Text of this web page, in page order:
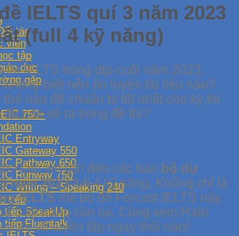
tác
viên
tập
dục
gặp
750+
Entryway
Gateway 550
Pathway 650
Runway 750
Writing – Speaking 240
tiếp
tiếp SpeakUp
tiếp Fluentalk
IELTS quí 3 năm 2023
(full 4 kỹ năng)
thi IELTS trong dịp cuối năm 2023,
biết nên ôn luyện tài liệu nào?
nào để chuẩn bị tốt nhất cho kỳ thi
nào sẽ ra trong đề thi?
Halo xin gửi đến các bạn bộ dự
năm 2023full 4 kỹ năng. Không chỉ là
IELTS mà bộ đề Forcast IELTS này
3 kỹ năng còn lại. Cùng xem Halo
tải về luyện tập ngay thôi nào!